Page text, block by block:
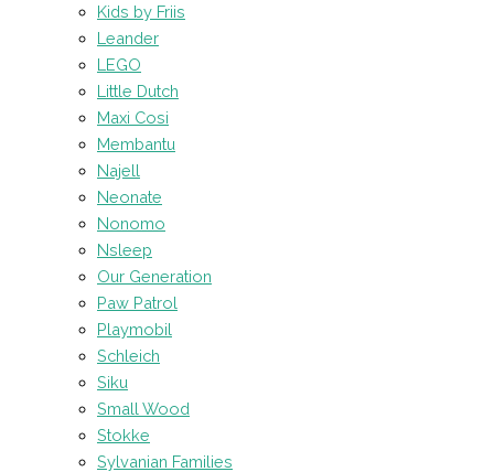
Kids by Friis
Leander
LEGO
Little Dutch
Maxi Cosi
Membantu
Najell
Neonate
Nonomo
Nsleep
Our Generation
Paw Patrol
Playmobil
Schleich
Siku
Small Wood
Stokke
Sylvanian Families